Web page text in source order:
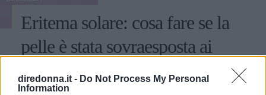
diredonna.it - Do Not Process My Personal
Information
Eritema solare: cosa fare se la
pelle è stata sovraesposta ai
raggi UV